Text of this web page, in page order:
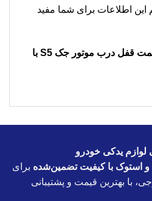
این اطلاعات برای شما مفید
قفل درب موتور جک S5
با
یدکی خودرو
و استوک با کیفیت تضمین‌شده برای
با بهترین قیمت و پشتیبانی